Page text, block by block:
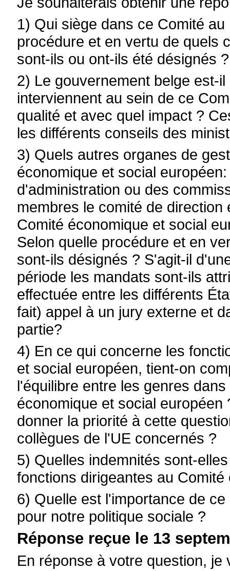
1) Qui siège dans ce Comité
procédure et en vertu de quels
sont-ils ou ont-ils été désignés ?
2) Le gouvernement belge est-
interviennent au sein de ce
qualité et avec quel impact ?
les différents conseils des
3) Quels autres organes de
économique et social
d'administration ou des
membres le comité de
Comité économique et social
Selon quelle procédure et en
sont-ils désignés ? S'agit-il
période les mandats sont-ils
effectuée entre les différents
fait) appel à un jury externe et
partie?
4) En ce qui concerne les
et social européen, tient-on
l'équilibre entre les genres
économique et social
donner la priorité à cette
collègues de l'UE concernés ?
5) Quelles indemnités sont-
fonctions dirigeantes au
6) Quelle est l'importance de
pour notre politique sociale ?
Réponse reçue le 13
En réponse à votre question,